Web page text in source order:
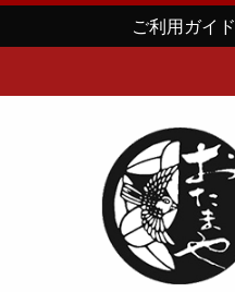
ご利用ガイド